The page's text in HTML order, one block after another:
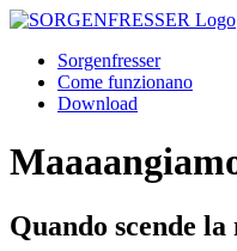
Sorgenfresser
Come funzionano
Download
Quando scende